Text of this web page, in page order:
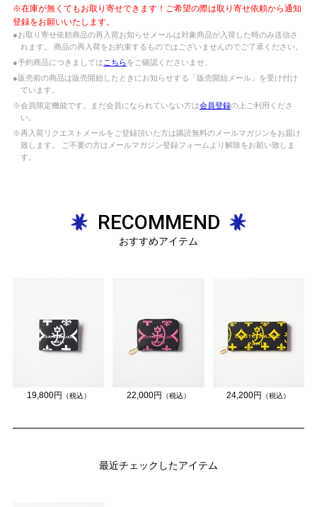
※在庫が無くてもお取り寄せできます！ご希望の際は取り寄せ依頼から通知
登録をお願いいたします。
●お取り寄せ依頼商品の再入荷お知らせメールは対象商品が入荷した時のみ送信さ
れます。 商品の再入荷をお約束するものではございませんのでご了承ください。
●予約商品につきましては こちらをご確認くださいませ。
●販売前の商品は販売開始したときにお知らせする「販売開始メール」を受け付け
ています。
※会員限定機能です。まだ会員になられていない方は会員登録の上ご利用くださ
い。
※再入荷リクエストメールをご登録頂いた方は購読無料のメールマガジンをお届け
致します。 ご不要の方はメールマガジン登録フォームより解除をお願い致しま
す。
RECOMMEND
おすすめアイテム
19,800円 （税込） 22,000円 （税込） 24,200円 （税込）
最近チェックしたアイテム